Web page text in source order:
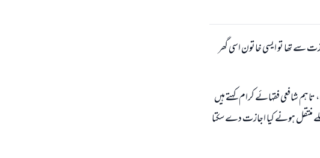
سے تھا تو ایسی خاتون اسی گھر
تاہم شافعی فقہائے کرام کہتے ہیں
منتقل ہونے کیا اجازت دے سکتا